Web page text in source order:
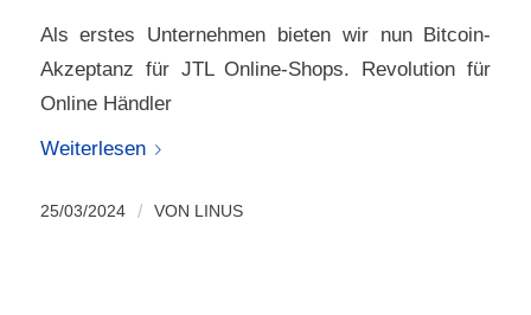
Als erstes Unternehmen bieten wir nun Bitcoin-
Akzeptanz für JTL Online-Shops. Revolution für
Online Händler
Weiterlesen
25/03/2024 / VON LINUS